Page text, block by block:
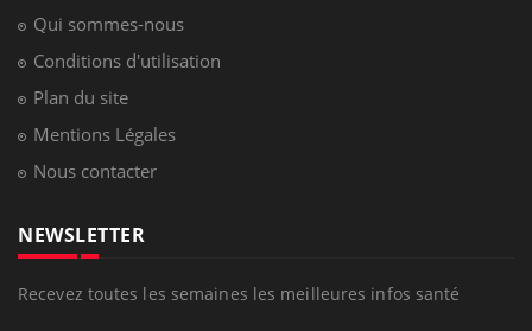
Qui sommes-nous
Conditions d'utilisation
Plan du site
Mentions Légales
Nous contacter
NEWSLETTER
Recevez toutes les semaines les meilleures infos santé